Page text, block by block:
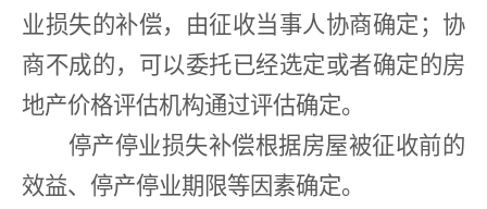
业损失的补偿，由征收当事人协商确定；协
商不成的，可以委托已经选定或者确定的房
地产价格评估机构通过评估确定。
停产停业损失补偿根据房屋被征收前的
效益、停产停业期限等因素确定。